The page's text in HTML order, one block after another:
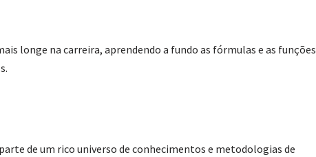
longe na carreira, aprendendo a fundo as fórmulas e as funções
de um rico universo de conhecimentos e metodologias de